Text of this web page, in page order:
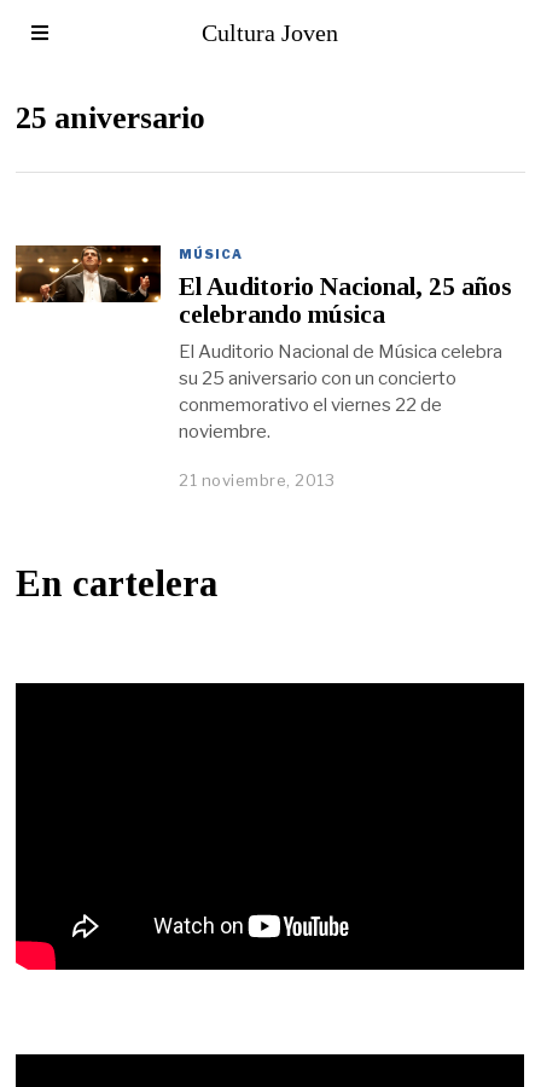
Cultura Joven
25 aniversario
MÚSICA
El Auditorio Nacional, 25 años
celebrando música
El Auditorio Nacional de Música celebra
su 25 aniversario con un concierto
conmemorativo el viernes 22 de
noviembre.
21 noviembre, 2013
En cartelera